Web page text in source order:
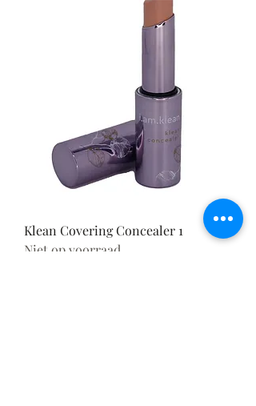
Klean Covering Concealer 1
Niet op voorraad